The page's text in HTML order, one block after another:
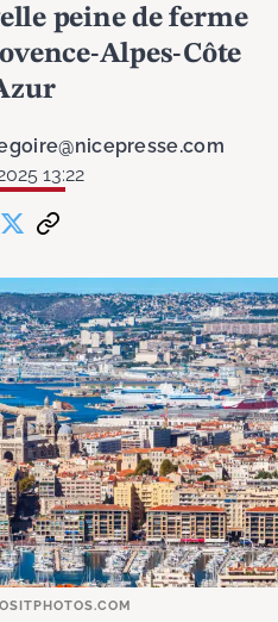
peine de ferme
Alpes-Côte
13:22